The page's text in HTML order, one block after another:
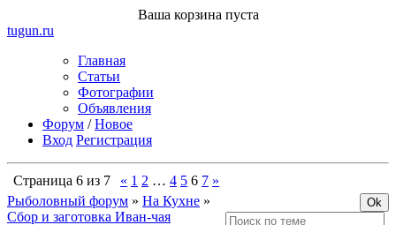
Ваша корзина пуста
tugun.ru
Главная
Статьи
Фотографии
Объявления
Форум /Новое
Вход Регистрация
Страница 6 из 7 « 1 2 … 4 5 6 7 »
Рыболовный форум » На Кухне »
Сбор и заготовка Иван-чая